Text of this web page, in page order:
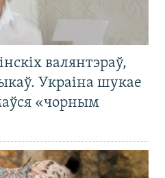
валянтэраў,
Украіна шукае
«чорным